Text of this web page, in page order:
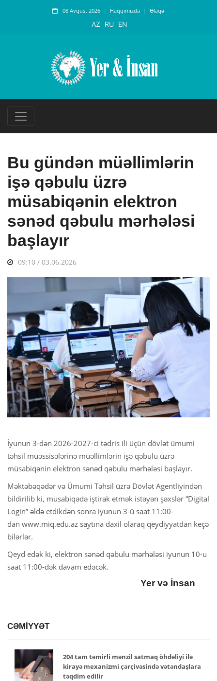
08 Avqust 2026 Haqqımızda Əlaqə
AZ RU EN
Bu gündən müəllimlərin
işə qəbulu üzrə
müsabiqənin elektron
sənəd qəbulu mərhələsi
başlayır
09:10 / 03.06.2026
İyunun 3-dən 2026-2027-ci tədris ili üçün dövlət ümumi
təhsil müəssisələrinə müəllimlərin işə qəbulu üzrə
müsabiqənin elektron sənəd qəbulu mərhələsi başlayır.
Məktəbəqədər və Ümumi Təhsil üzrə Dövlət Agentliyindən
bildirilib ki, müsabiqədə iştirak etmək istəyən şəxslər “Digital
Login” əldə etdikdən sonra iyunun 3-ü saat 11:00-
dan www.miq.edu.az saytına daxil olaraq qeydiyyatdan keçə
bilərlər.
Qeyd edək ki, elektron sənəd qəbulu mərhələsi iyunun 10-u
saat 11:00-dək davam edəcək.
Yer və İnsan
CƏMİYYƏT
204 tam təmirli mənzil satmaq öhdəliyi ilə
kirayə mexanizmi çərçivəsində vətəndaşlara
təqdim edilir